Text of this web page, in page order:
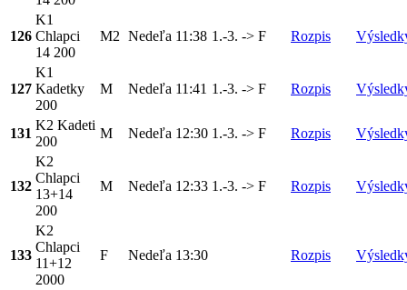
126
K1
Chlapci
14 200
M2 Nedeľa 11:38 1.-3. -> F Rozpis
127
K1
Kadetky
200
M Nedeľa 11:41 1.-3. -> F Rozpis
131
K2 Kadeti
200
M Nedeľa 12:30 1.-3. -> F Rozpis
132
K2
Chlapci
13+14
200
M Nedeľa 12:33 1.-3. -> F Rozpis
133
K2
Chlapci
11+12
2000
F Nedeľa 13:30 Rozpis